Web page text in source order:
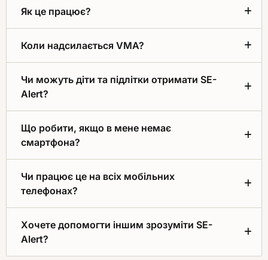
Як це працює?
Коли надсилається VMA?
Чи можуть діти та підлітки отримати SE-
Alert?
Що робити, якщо в мене немає
смартфона?
Чи працює це на всіх мобільних
телефонах?
Хочете допомогти іншим зрозуміти SE-
Alert?